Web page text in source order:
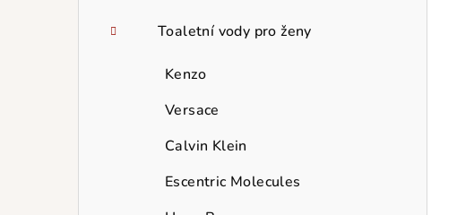
Toaletní vody pro ženy
Kenzo
Versace
Calvin Klein
Escentric Molecules